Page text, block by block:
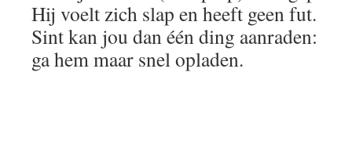
Hij voelt zich slap en heeft geen fut.
Sint kan jou dan één ding aanraden:
ga hem maar snel opladen.